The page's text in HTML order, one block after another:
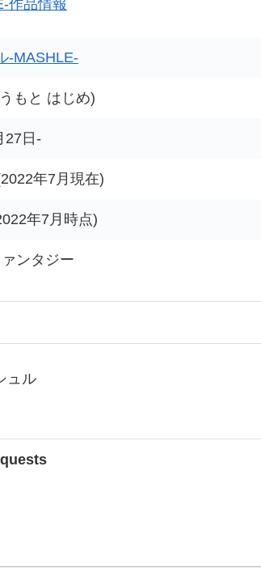
-MASHLE-
もと はじめ)
27日-
年7月現在)
年7月時点)
ンタジー